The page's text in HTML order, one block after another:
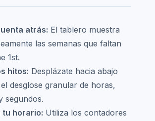
atrás: El tablero muestra
las semanas que faltan
1st.
hitos: Desplázate hacia abajo
desglose granular de horas,
segundos.
tu horario: Utiliza los contadores